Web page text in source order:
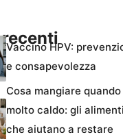
Vaccino HPV:
e consapevolezza
Cosa mangiare
molto caldo: gli alimenti
che aiutano a restare